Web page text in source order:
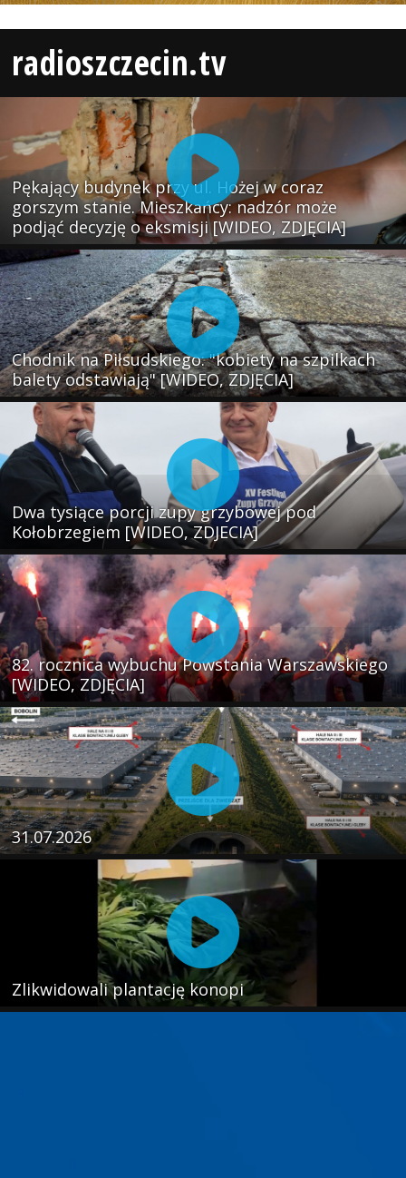
radioszczecin.tv
Pękający budynek przy ul. Hożej w coraz
gorszym stanie. Mieszkańcy: nadzór może
podjąć decyzję o eksmisji [WIDEO, ZDJĘCIA]
Chodnik na Piłsudskiego: "kobiety na szpilkach
balety odstawiają" [WIDEO, ZDJĘCIA]
Dwa tysiące porcji zupy grzybowej pod
Kołobrzegiem [WIDEO, ZDJECIA]
82. rocznica wybuchu Powstania Warszawskiego
[WIDEO, ZDJĘCIA]
31.07.2026
Zlikwidowali plantację konopi